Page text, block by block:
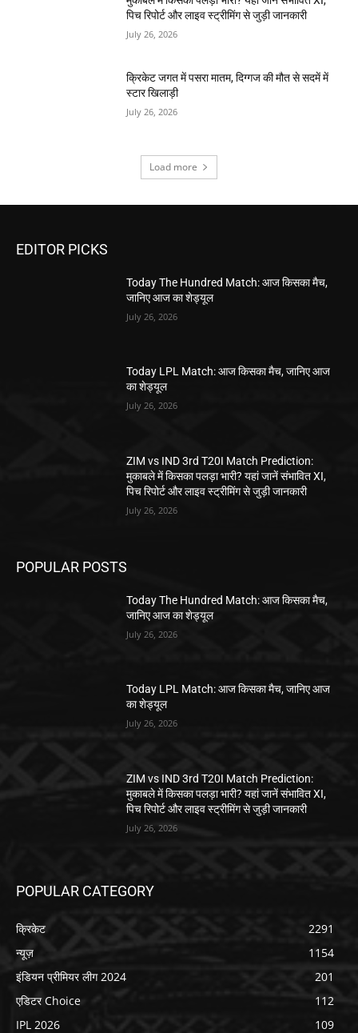
पिच रिपोर्ट और लाइव स्ट्रीमिंग से जुड़ी जानकारी
July 26, 2026
क्रिकेट जगत में पसरा मातम, दिग्गज की मौत से सदमें में
स्टार खिलाड़ी
July 26, 2026
Load more
EDITOR PICKS
Today The Hundred Match: आज किसका मैच,
जानिए आज का शेड्यूल
July 26, 2026
Today LPL Match: आज किसका मैच, जानिए आज
का शेड्यूल
July 26, 2026
ZIM vs IND 3rd T20I Match Prediction:
मुकाबले में किसका पलड़ा भारी? यहां जानें संभावित XI,
पिच रिपोर्ट और लाइव स्ट्रीमिंग से जुड़ी जानकारी
July 26, 2026
POPULAR POSTS
Today The Hundred Match: आज किसका मैच,
जानिए आज का शेड्यूल
July 26, 2026
Today LPL Match: आज किसका मैच, जानिए आज
का शेड्यूल
July 26, 2026
ZIM vs IND 3rd T20I Match Prediction:
मुकाबले में किसका पलड़ा भारी? यहां जानें संभावित XI,
पिच रिपोर्ट और लाइव स्ट्रीमिंग से जुड़ी जानकारी
July 26, 2026
POPULAR CATEGORY
क्रिकेट
2291
न्यूज़
1154
इंडियन प्रीमियर लीग 2024
201
एडिटर Choice
112
IPL 2026
109